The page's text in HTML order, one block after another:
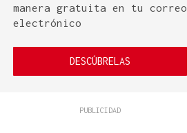
manera gratuita en tu correo
electrónico
DESCÚBRELAS